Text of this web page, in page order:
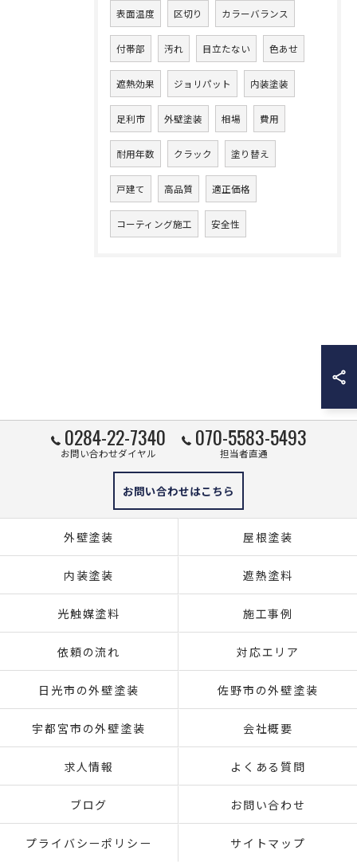
表面温度 区切り カラーバランス
付帯部 汚れ 目立たない 色あせ
遮熱効果 ジョリパット 内装塗装
足利市 外壁塗装 相場 費用
耐用年数 クラック 塗り替え
戸建て 高品質 適正価格
コーティング施工 安全性
0284-22-7340
お問い合わせダイヤル
070-5583-5493
担当者直通
お問い合わせはこちら
外壁塗装 屋根塗装
内装塗装 遮熱塗料
光触媒塗料 施工事例
依頼の流れ 対応エリア
日光市の外壁塗装 佐野市の外壁塗装
宇都宮市の外壁塗装 会社概要
求人情報 よくある質問
ブログ お問い合わせ
プライバシーポリシー サイトマップ